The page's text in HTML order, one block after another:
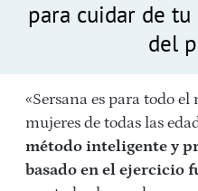
para cuidar de
del
«Sersana es para todo
mujeres de todas las
método inteligente y
basado en el ejercicio